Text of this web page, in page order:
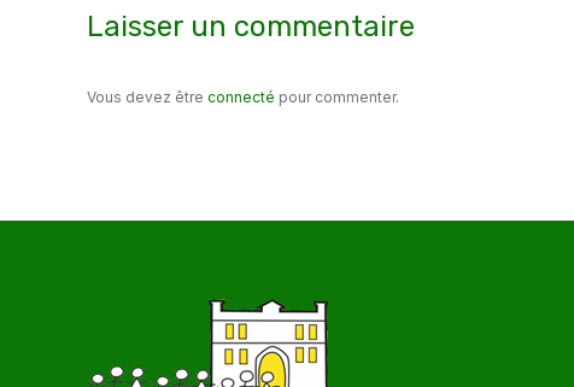
Laisser un commentaire
Vous devez être connecté pour commenter.